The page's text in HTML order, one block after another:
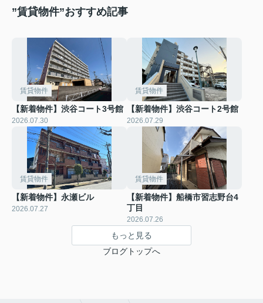
”賃貸物件”おすすめ記事
賃貸物件
【新着物件】渋谷コート3号館
2026.07.30
賃貸物件
【新着物件】渋谷コート2号館
2026.07.29
賃貸物件
【新着物件】永瀬ビル
2026.07.27
賃貸物件
【新着物件】船橋市習志野台4
丁目
2026.07.26
もっと見る
ブログトップへ